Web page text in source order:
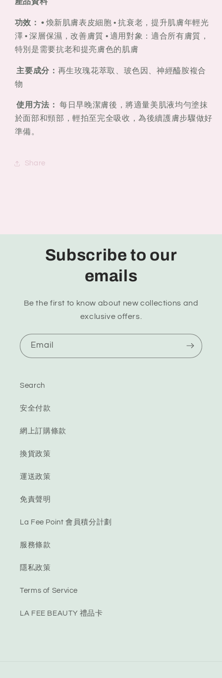
液
產品資料
功效： •煥新肌膚表皮細胞 • 抗衰老，提升肌膚年輕光
澤 • 深層保濕，改善膚質 • 適用對象：適合所有膚質，
特別是需要抗老和提亮膚色的肌膚
主要成分： 再生玫瑰花萃取、玻色因、神經醯胺複合
物
使用方法：
每日早晚潔膚後，將適量美肌液均勻塗抹
於面部和頸部，輕拍至完全吸收，為後續護膚步驟做好
準備。
Share
Subscribe to our
emails
Be the first to know about new collections and
exclusive offers.
Email
Search
安全付款
網上訂購條款
換貨政策
運送政策
免責聲明
La Fee Point 會員積分計劃
服務條款
隱私政策
Terms of Service
LA FEE BEAUTY 禮品卡